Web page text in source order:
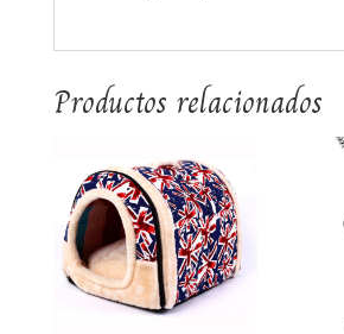
Productos relacionados